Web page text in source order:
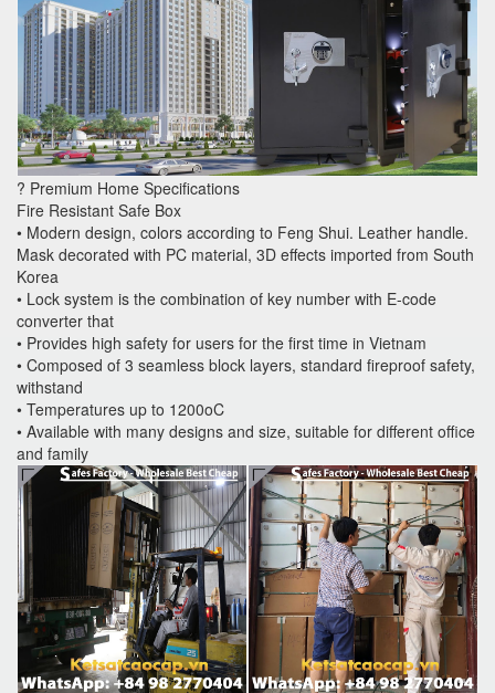
? Premium Home Specifications
Fire Resistant Safe Box
• Modern design, colors according to Feng Shui. Leather handle.
Mask decorated with PC material, 3D effects imported from South
Korea
• Lock system is the combination of key number with E-code
converter that
• Provides high safety for users for the first time in Vietnam
• Composed of 3 seamless block layers, standard fireproof safety,
withstand
• Temperatures up to 1200oC
• Available with many designs and size, suitable for different office
and family